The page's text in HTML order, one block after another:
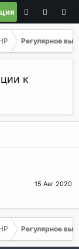
Регулярное
к
15 Авг 2020
Регулярное